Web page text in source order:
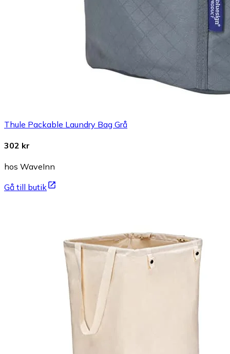
Thule Packable Laundry Bag Grå
302 kr
hos WaveInn
Gå till butik